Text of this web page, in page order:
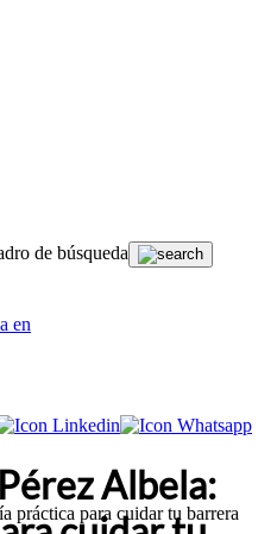
de búsqueda
práctica para cuidar tu barrera
en
Albela: